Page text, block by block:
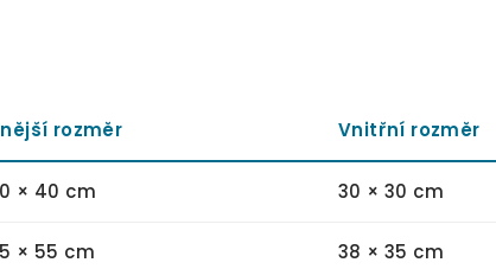
rozměr Vnitřní rozměr
× 40 cm 30 × 30 cm
× 55 cm 38 × 35 cm